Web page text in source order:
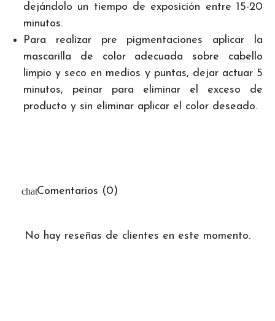
dejándolo un tiempo de exposición entre 15-20
minutos.
Para realizar pre pigmentaciones aplicar la
mascarilla de color adecuada sobre cabello
limpio y seco en medios y puntas, dejar actuar 5
minutos, peinar para eliminar el exceso de
producto y sin eliminar aplicar el color deseado.
Comentarios (0)
No hay reseñas de clientes en este momento.